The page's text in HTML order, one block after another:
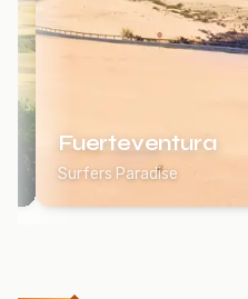
Fuerteventura
Surfers Paradise